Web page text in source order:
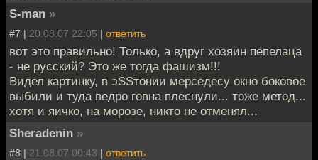
S-man »
#7 | 20.08.07 22:05 | ответить
вот это правильно! Только, а вдруг хозяин пепелаца
- не русский? Это же тогда фашизм!!!
Видел картинку, в эSSтонии мерседесу окно боковое
выбили и туда ведро говна плеснули... тоже метод...
хотя и яичко, на морозе, никто не отменял...
Sheradenin »
#8 | 21.08.07 00:43 | ответить